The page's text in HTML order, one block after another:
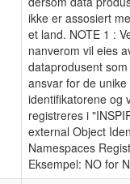
ikke er assosiert
et land. NOTE 1 :
nanverom vil eies
dataprodusent
ansvar for de unike
identifikatorene og
registreres i
external Object
Namespaces
Eksempel: NO for